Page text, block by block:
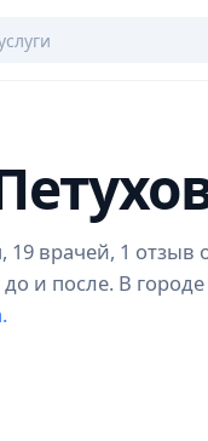
врачей, 1 отзыв
и после. В